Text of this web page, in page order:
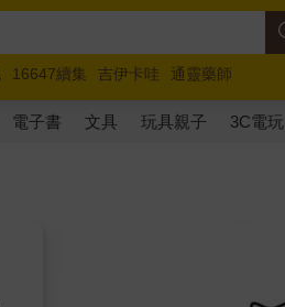
16647續集 吉伊卡哇
通靈藥師
具總動員5 超慢跑
電子書 文具 玩具親子 3C電玩